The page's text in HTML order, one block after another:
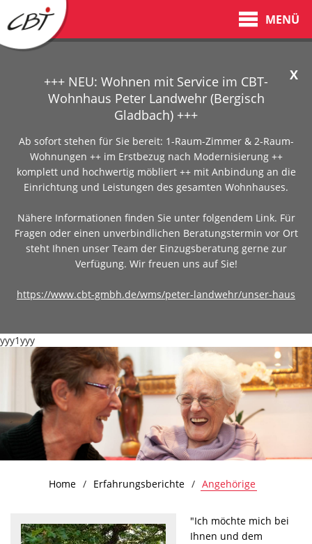
X
+++ NEU: Wohnen mit Service im CBT-
Wohnhaus Peter Landwehr (Bergisch
Gladbach) +++
Ab sofort stehen für Sie bereit: 1-Raum-Zimmer & 2-Raum-
Wohnungen ++ im Erstbezug nach Modernisierung ++
komplett und hochwertig möbliert ++ mit Anbindung an die
Einrichtung und Leistungen des gesamten Wohnhauses.
Nähere Informationen finden Sie unter folgendem Link. Für
Fragen oder einen unverbindlichen Beratungstermin vor Ort
steht Ihnen unser Team der Einzugsberatung gerne zur
Verfügung. Wir freuen uns auf Sie!
https://www.cbt-gmbh.de/wms/peter-landwehr/unser-haus
MENÜ
yyy1yyy
Home Erfahrungsberichte Angehörige
"Ich möchte mich bei
Ihnen und dem